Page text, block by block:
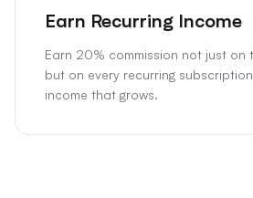
Earn Recurring Income
Earn 20% commission not just on
but on every recurring
income that grows.